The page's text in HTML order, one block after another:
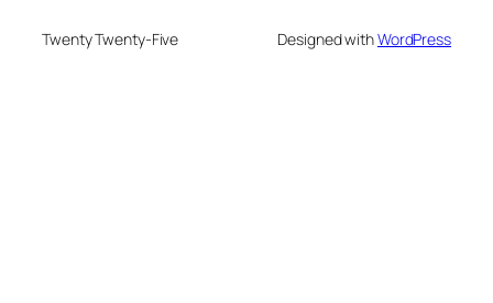
Twenty Twenty-Five Designed withWordPress